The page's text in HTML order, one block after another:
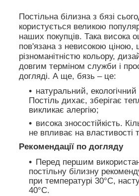
Постільна білизна з бязі
користується великою
наших покупців. Така висока
пов'язана з невисокою ціною,
різноманітністю кольору,
довгим терміном служби і
догляді. А ще, бязь – це:
натуральний, екологічний
Постіль дихає, зберігає
викликає алергію;
висока зносостійкість.
не впливає на властивості
Рекомендації по догляду
Перед першим
постільну білизну
при температурі 30°C,
40°C.